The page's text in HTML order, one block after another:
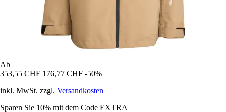
Ab
353,55 CHF 176,77 CHF -50%
inkl. MwSt. zzgl. Versandkosten
Sparen Sie 10% mit dem Code EXTRA